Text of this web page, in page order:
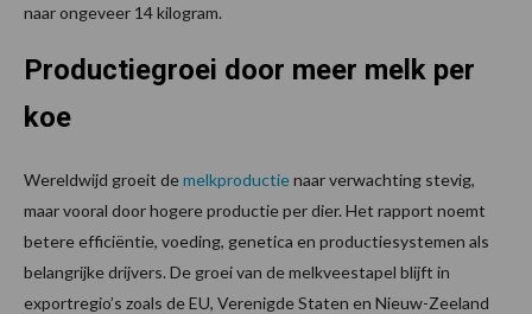
naar ongeveer 14 kilogram.
Productiegroei door meer melk per
koe
Wereldwijd groeit demelkproductienaar verwachting stevig,
maar vooral door hogere productie per dier. Het rapport noemt
betere efficiëntie, voeding, genetica en productiesystemen als
belangrijke drijvers. De groei van de melkveestapel blijft in
exportregio’s zoals de EU, Verenigde Staten en Nieuw-Zeeland